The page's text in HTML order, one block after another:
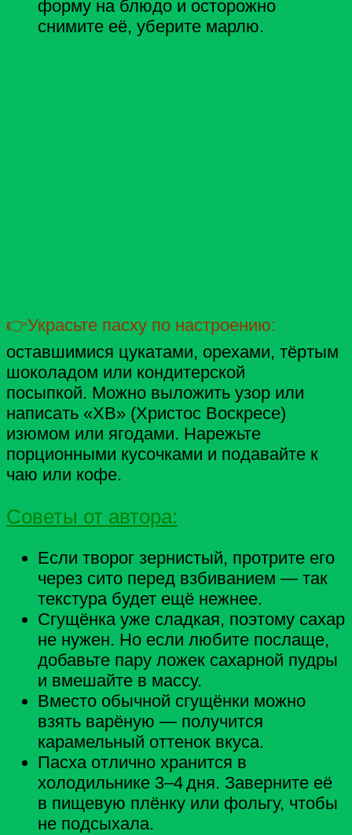
форму на блюдо и осторожно
снимите её, уберите марлю.
👉Украсьте пасху по настроению:
оставшимися цукатами, орехами, тёртым
шоколадом или кондитерской
посыпкой. Можно выложить узор или
написать «ХВ» (Христос Воскресе)
изюмом или ягодами. Нарежьте
порционными кусочками и подавайте к
чаю или кофе.
Советы от автора:
Если творог зернистый, протрите его
через сито перед взбиванием — так
текстура будет ещё нежнее.
Сгущёнка уже сладкая, поэтому сахар
не нужен. Но если любите послаще,
добавьте пару ложек сахарной пудры
и вмешайте в массу.
Вместо обычной сгущёнки можно
взять варёную — получится
карамельный оттенок вкуса.
Пасха отлично хранится в
холодильнике 3–4 дня. Заверните её
в пищевую плёнку или фольгу, чтобы
не подсыхала.